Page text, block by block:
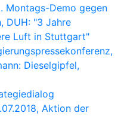
Montags-Demo gegen
DUH: "3 Jahre
Luft in Stuttgart"
Dieselgipfel,
Aktion der